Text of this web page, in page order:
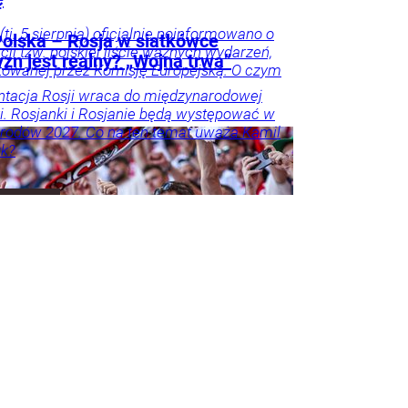
5 sierpnia) oficjalnie poinformowano o
tzw. polskiej liście ważnych wydarzeń,
przez Komisję Europejską. O czym
– Rosja w siatkówce
jest realny? „Wojna trwa”
Rosji wraca do międzynarodowej
Rosjanki i Rosjanie będą występować w
2027. Co na ten temat uważa Kamil